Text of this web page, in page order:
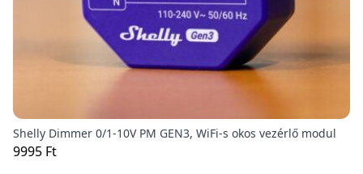
Shelly Dimmer 0/1-10V PM GEN3, WiFi-s okos vezérlő modul
9995 Ft